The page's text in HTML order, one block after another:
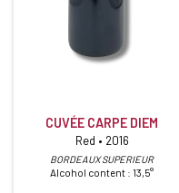
CUVÉE CARPE DIEM
Red • 2016
BORDEAUX SUPERIEUR
Alcohol content : 13,5°